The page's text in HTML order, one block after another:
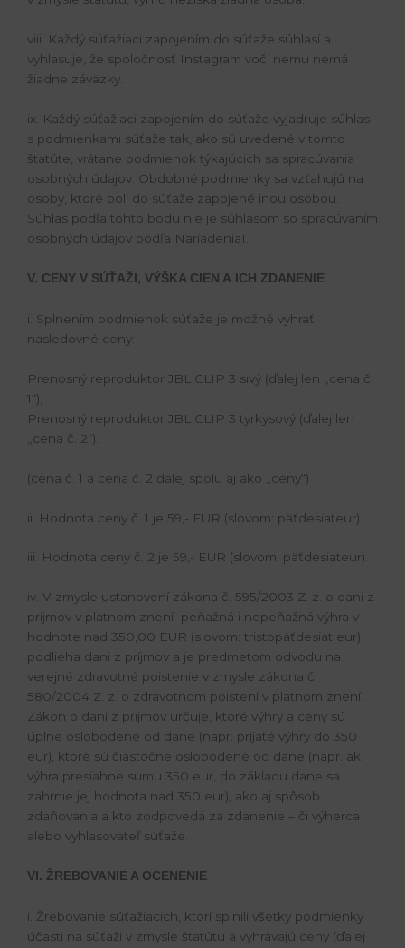
viii. Každý súťažiaci zapojením do súťaže súhlasí a
vyhlasuje, že spoločnosť Instagram voči nemu nemá
žiadne záväzky.
ix. Každý súťažiaci zapojením do súťaže vyjadruje súhlas
s podmienkami súťaže tak, ako sú uvedené v tomto
štatúte, vrátane podmienok týkajúcich sa spracúvania
osobných údajov. Obdobné podmienky sa vzťahujú na
osoby, ktoré boli do súťaže zapojené inou osobou.
Súhlas podľa tohto bodu nie je súhlasom so spracúvaním
osobných údajov podľa Nariadenia1.
V. CENY V SÚŤAŽI, VÝŠKA CIEN A ICH ZDANENIE
i. Splnením podmienok súťaže je možné vyhrať
nasledovné ceny:
Prenosný reproduktor JBL CLIP 3 sivý (ďalej len „cena č.
1“),
Prenosný reproduktor JBL CLIP 3 tyrkysový (ďalej len
„cena č. 2“).
(cena č. 1 a cena č. 2 ďalej spolu aj ako „ceny“)
ii. Hodnota ceny č. 1 je 59,- EUR (slovom: päťdesiateur).
iii. Hodnota ceny č. 2 je 59,- EUR (slovom: päťdesiateur).
iv. V zmysle ustanovení zákona č. 595/2003 Z. z. o dani z
príjmov v platnom znení peňažná i nepeňažná výhra v
hodnote nad 350,00 EUR (slovom: tristopäťdesiat eur)
podlieha dani z príjmov a je predmetom odvodu na
verejné zdravotné poistenie v zmysle zákona č.
580/2004 Z. z. o zdravotnom poistení v platnom znení.
Zákon o dani z príjmov určuje, ktoré výhry a ceny sú
úplne oslobodené od dane (napr. prijaté výhry do 350
eur), ktoré sú čiastočne oslobodené od dane (napr. ak
výhra presiahne sumu 350 eur, do základu dane sa
zahrnie jej hodnota nad 350 eur), ako aj spôsob
zdaňovania a kto zodpovedá za zdanenie – či výherca
alebo vyhlasovateľ súťaže.
VI. ŽREBOVANIE A OCENENIE
i. Žrebovanie súťažiacich, ktorí splnili všetky podmienky
účasti na súťaži v zmysle štatútu a vyhrávajú ceny (ďalej